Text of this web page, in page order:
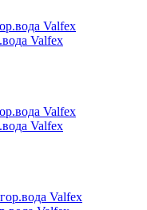
Valfex
Valfex